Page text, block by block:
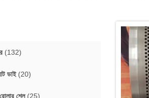
(132)
ডাই(20)
শেল(25)